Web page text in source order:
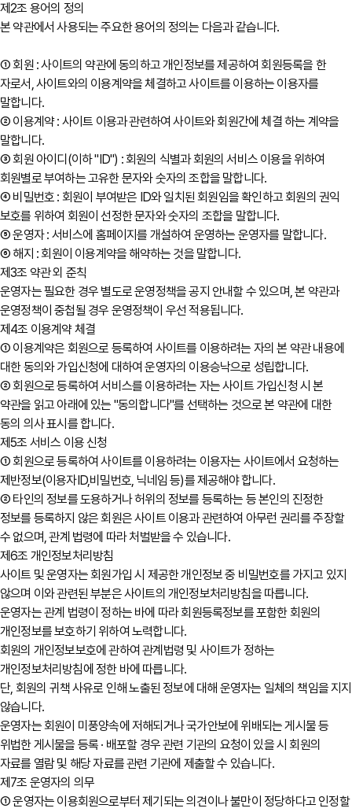
제2조 용어의 정의
본 약관에서 사용되는 주요한 용어의 정의는 다음과 같습니다.
① 회원 : 사이트의 약관에 동의하고 개인정보를 제공하여 회원등록을 한
자로서, 사이트와의 이용계약을 체결하고 사이트를 이용하는 이용자를
말합니다.
② 이용계약 : 사이트 이용과 관련하여 사이트와 회원간에 체결 하는 계약을
말합니다.
③ 회원 아이디(이하 "ID") : 회원의 식별과 회원의 서비스 이용을 위하여
회원별로 부여하는 고유한 문자와 숫자의 조합을 말합니다.
④ 비밀번호 : 회원이 부여받은 ID와 일치된 회원임을 확인하고 회원의 권익
보호를 위하여 회원이 선정한 문자와 숫자의 조합을 말합니다.
⑤ 운영자 : 서비스에 홈페이지를 개설하여 운영하는 운영자를 말합니다.
⑥ 해지 : 회원이 이용계약을 해약하는 것을 말합니다.
제3조 약관 외 준칙
운영자는 필요한 경우 별도로 운영정책을 공지 안내할 수 있으며, 본 약관과
운영정책이 중첩될 경우 운영정책이 우선 적용됩니다.
제4조 이용계약 체결
① 이용계약은 회원으로 등록하여 사이트를 이용하려는 자의 본 약관 내용에
대한 동의와 가입신청에 대하여 운영자의 이용승낙으로 성립합니다.
② 회원으로 등록하여 서비스를 이용하려는 자는 사이트 가입신청 시 본
약관을 읽고 아래에 있는 "동의합니다"를 선택하는 것으로 본 약관에 대한
동의 의사 표시를 합니다.
제5조 서비스 이용 신청
① 회원으로 등록하여 사이트를 이용하려는 이용자는 사이트에서 요청하는
제반정보(이용자ID,비밀번호, 닉네임 등)를 제공해야 합니다.
② 타인의 정보를 도용하거나 허위의 정보를 등록하는 등 본인의 진정한
정보를 등록하지 않은 회원은 사이트 이용과 관련하여 아무런 권리를 주장할
수 없으며, 관계 법령에 따라 처벌받을 수 있습니다.
제6조 개인정보처리방침
사이트 및 운영자는 회원가입 시 제공한 개인정보 중 비밀번호를 가지고 있지
않으며 이와 관련된 부분은 사이트의 개인정보처리방침을 따릅니다.
운영자는 관계 법령이 정하는 바에 따라 회원등록정보를 포함한 회원의
개인정보를 보호하기 위하여 노력합니다.
회원의 개인정보보호에 관하여 관계법령 및 사이트가 정하는
개인정보처리방침에 정한 바에 따릅니다.
단, 회원의 귀책 사유로 인해 노출된 정보에 대해 운영자는 일체의 책임을 지지
않습니다.
운영자는 회원이 미풍양속에 저해되거나 국가안보에 위배되는 게시물 등
위법한 게시물을 등록 · 배포할 경우 관련 기관의 요청이 있을 시 회원의
자료를 열람 및 해당 자료를 관련 기관에 제출할 수 있습니다.
제7조 운영자의 의무
① 운영자는 이용회원으로부터 제기되는 의견이나 불만이 정당하다고 인정할